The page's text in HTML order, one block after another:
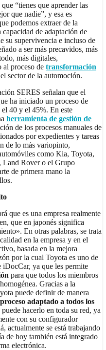
“tienes que aprender las
que nadie”, y esa es
podemos extraer de la
de adaptación de
su supervivencia e incluso de
a ser más precavidos, más
más digitales,
al proceso de transformación
sector de la automoción.
SERES señalan que el
ha iniciado un proceso de
40 y el 45%. En este
herramienta de gestión de
de los procesos manuales de
por expedientes y tareas
de lo más variopinto,
como Kia, Toyota,
Land Rover o el Grupo
de primera mano la
que es una empresa realmente
que en japonés significa
En otras palabras, se trata
en la empresa y en el
basada en la mejora
por la cual Toyota es uno de
iDocCar, ya que les permite
para que todos los miembros
Gracias a la
puede definir de manera
adaptado a todos los
hacerlo en toda su red, ya
con su configurador
actualmente se está trabajando
de hoy también está integrado
electrónica.